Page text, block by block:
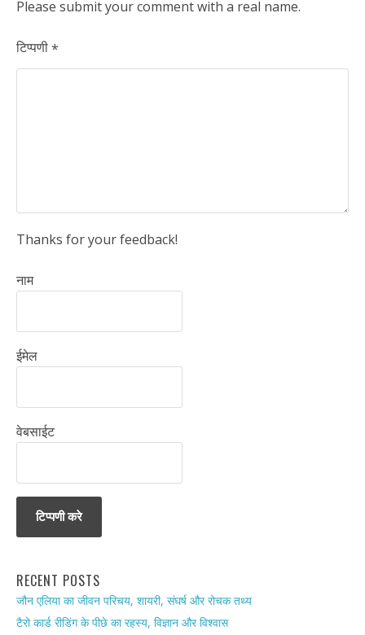
Please submit your comment with a real name.
टिप्पणी*
Thanks for your feedback!
नाम
ईमेल
वेबसाईट
RECENT POSTS
जौन एलिया का जीवन परिचय, शायरी, संघर्ष और रोचक तथ्य
टैरो कार्ड रीडिंग के पीछे का रहस्य, विज्ञान और विश्वास